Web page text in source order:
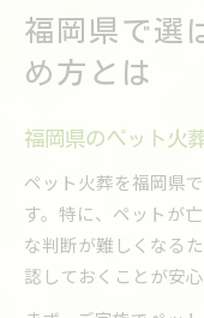
福岡県で選
め方とは
福岡県のペット火
ペット火葬を福岡県
す。特に、ペットが
な判断が難しくなる
認しておくことが安